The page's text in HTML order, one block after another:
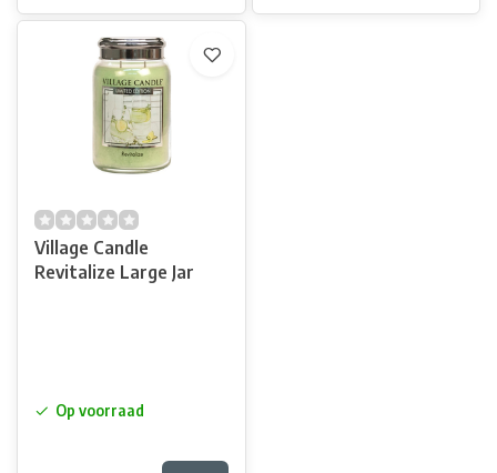
Village Candle
Revitalize Large Jar
Op voorraad